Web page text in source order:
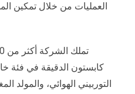
العمليات من خلال تمكين
كابستون الدقيقة في فئة
التوربيني الهوائي، والمولد